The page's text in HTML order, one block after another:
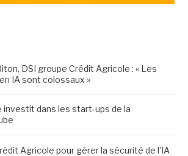
DSI groupe Crédit Agricole : « Les
IA sont colossaux »
investit dans les start-ups de la
Agricole pour gérer la sécurité de l'IA